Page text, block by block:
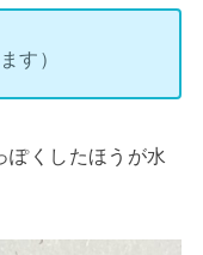
す）
ぽくしたほうが水